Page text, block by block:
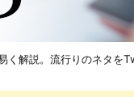
解説。流行りのネタを